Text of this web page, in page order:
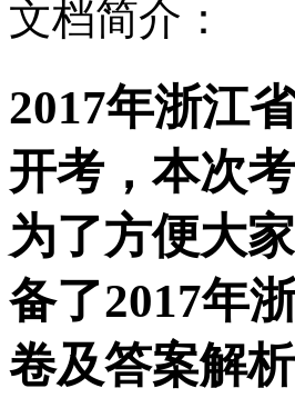
文档简介：
2017年浙江
开考，本次
为了方便大
备了2017年
卷及答案解